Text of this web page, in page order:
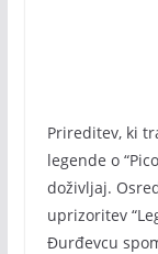
Prireditev, ki
legende o
doživljaj.
uprizoritev
Đurđevcu